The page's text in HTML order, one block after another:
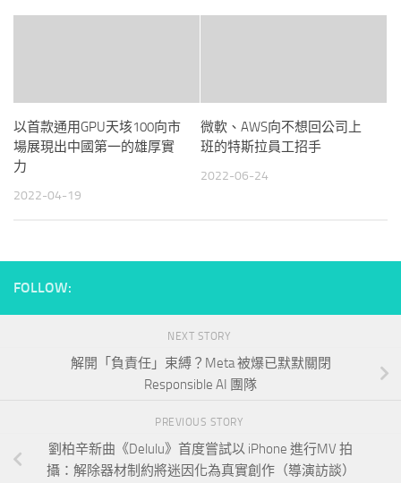
以首款通用GPU天垓100向市
場展現出中國第一的雄厚實
力
2022-04-19
微軟、AWS向不想回公司上
班的特斯拉員工招手
2022-06-24
FOLLOW:
NEXT STORY
解開「負責任」束縛？Meta 被爆已默默關閉
Responsible AI 團隊
PREVIOUS STORY
劉柏辛新曲《Delulu》首度嘗試以 iPhone 進行MV 拍
攝：解除器材制約將迷因化為真實創作（導演訪談）